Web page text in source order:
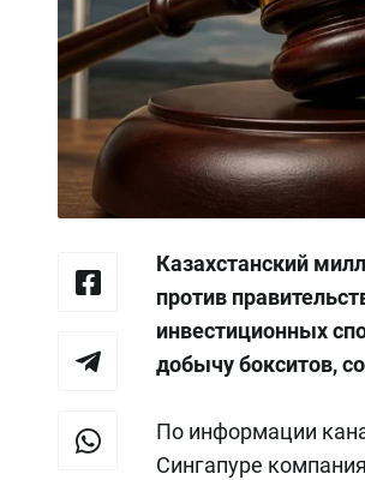
Казахстанский
против
инвестиционных
добычу бокситов,
По информации
Сингапуре компания